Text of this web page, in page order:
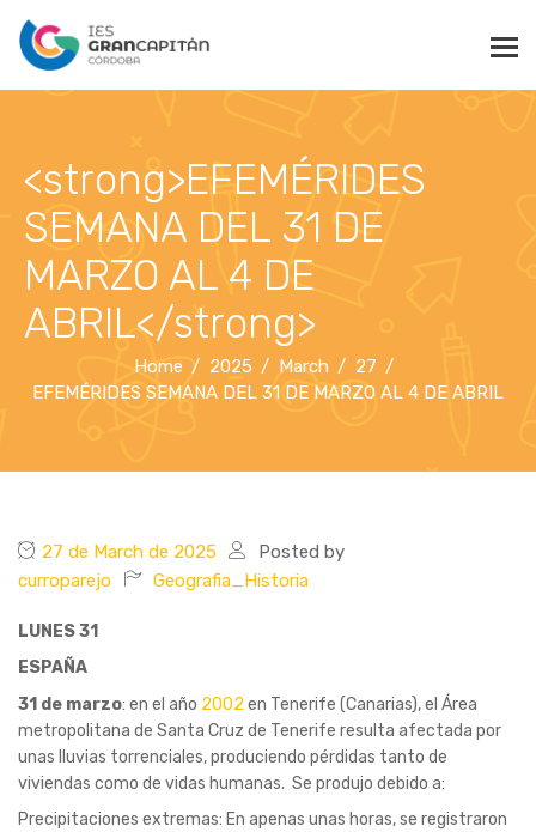
<strong>EFEMÉRIDES
SEMANA DEL 31 DE
MARZO AL 4 DE
ABRIL</strong>
Home 2025 March
27
EFEMÉRIDES SEMANA DEL 31 DE MARZO AL 4 DE ABRIL
27 de March de 2025
Posted by
curroparejo
Geografia_Historia
LUNES 31
ESPAÑA
31 de marzo: en el año 2002 en Tenerife (Canarias), el Área
metropolitana de Santa Cruz de Tenerife resulta afectada por
unas lluvias torrenciales, produciendo pérdidas tanto de
viviendas como de vidas humanas. Se produjo debido a:
Precipitaciones extremas: En apenas unas horas, se registraron